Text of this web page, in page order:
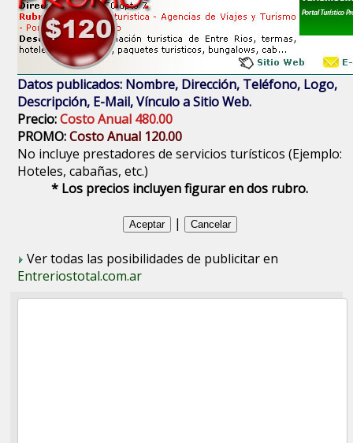
Datos publicados: Nombre, Dirección, Teléfono, Logo,
Descripción, E-Mail, Vínculo a Sitio Web.
Precio:Costo Anual 480.00
PROMO:Costo Anual 120.00
No incluye prestadores de servicios turísticos (Ejemplo:
Hoteles, cabañas, etc.)
* Los precios incluyen figurar en dos rubro.
|
Ver todas las posibilidades de publicitar en
Entreriostotal.com.ar